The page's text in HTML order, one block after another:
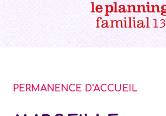
PERMANENCE D'ACCUEIL